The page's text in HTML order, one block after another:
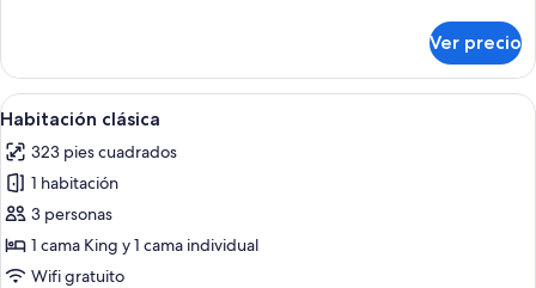
familiar
Ver precio
Abrir
todas
las
fotos
de
Habitación
clásica
Habitación de hotel con cama,
12
Habitación clásica
323 pies cuadrados
1 habitación
3 personas
1 cama King y 1 cama individual
Wifi gratuito